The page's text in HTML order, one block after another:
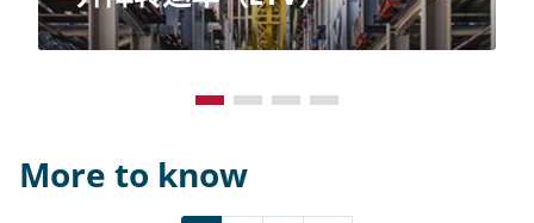
More to know